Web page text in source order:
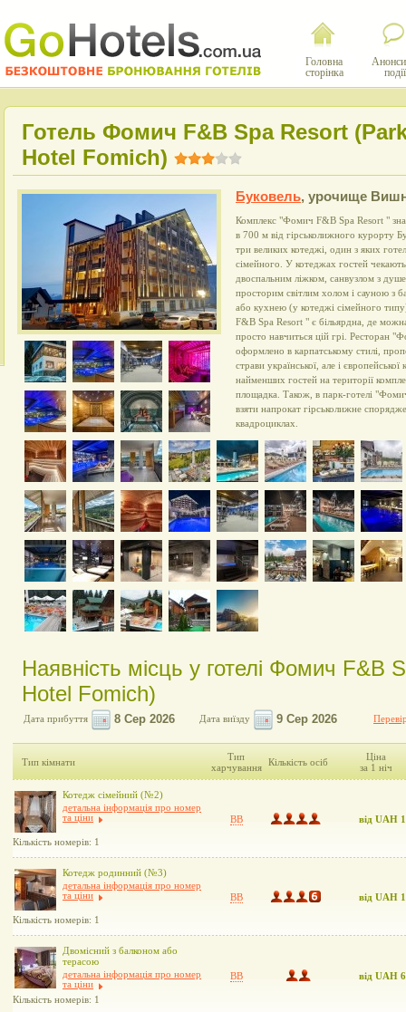
Головна
сторінка
події
Готель Фомич F&B Spa Resort
Hotel Fomich)
Буковель, урочище
Комплекс "Фомич F&B Spa Resort "
в 700 м від гірськолижного курорту
три великих котеджі, один з яких
сімейного. У котеджах гостей
двоспальним ліжком, санвузлом з
просторим світлим холом і сауною з
або кухнею (у котеджі сімейного
F&B Spa Resort " є більярдна, де
просто навчиться цій грі. Ресторан
оформлено в карпатському стилі,
страви української, але і
найменших гостей на території
площадка. Також, в парк-готелі
взяти напрокат гірськолижне
квадроциклах.
Наявність місць у готелі Фомич F&B
Hotel Fomich)
Дата прибуття Дата виїзду
Тип кімнати
Тип
харчування
Кількість осіб
Ціна
за 1 ніч
Котедж сімейний (№2)
детальна інформація про номер
та ціни
Кількість номерів: 1
BB від UAH
Котедж родинний (№3)
детальна інформація про номер
та ціни
Кількість номерів: 1
BB від UAH
Двомісний з балконом або
терасою
детальна інформація про номер
та ціни
Кількість номерів: 1
BB від UAH